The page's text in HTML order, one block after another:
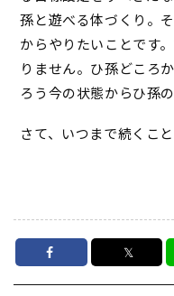
孫と遊べる体づくり。
からやりたいことです
りません。ひ孫どころ
ろう今の状態からひ孫
さて、いつまで続くこ
𝕏